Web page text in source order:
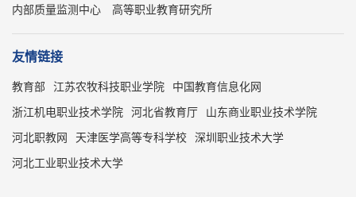
内部质量监测中心
高等职业教育研究所
友情链接
教育部 江苏农牧科技职业学院 中国教育信息化网
浙江机电职业技术学院 河北省教育厅 山东商业职业技术学院
河北职教网 天津医学高等专科学校 深圳职业技术大学
河北工业职业技术大学